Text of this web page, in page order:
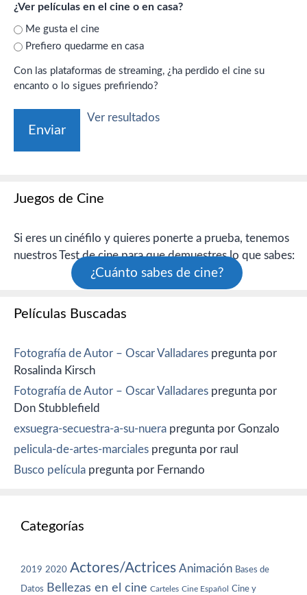
¿Ver películas en el cine o en casa?
Me gusta el cine
Prefiero quedarme en casa
Con las plataformas de streaming, ¿ha perdido el cine su
encanto o lo sigues prefiriendo?
Ver resultados
Juegos de Cine
Si eres un cinéfilo y quieres ponerte a prueba, tenemos
nuestros Test de cine para que demuestres lo que sabes:
¿Cuánto sabes de cine?
Películas Buscadas
Fotografía de Autor – Oscar Valladares pregunta por
Rosalinda Kirsch
Fotografía de Autor – Oscar Valladares pregunta por
Don Stubblefield
exsuegra-secuestra-a-su-nuera pregunta por Gonzalo
pelicula-de-artes-marciales pregunta por raul
Busco película pregunta por Fernando
Categorías
2019 2020 Actores/Actrices Animación Bases de
Datos Bellezas en el cine Carteles Cine Español Cine y